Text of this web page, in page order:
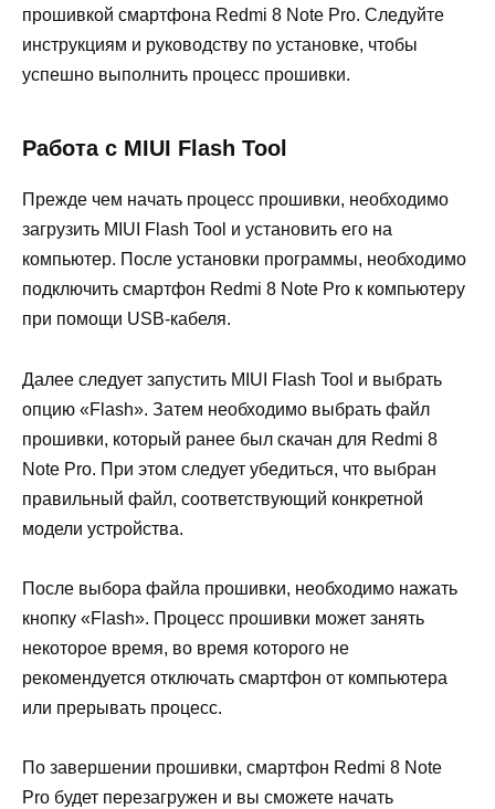
прошивкой смартфона Redmi 8 Note Pro. Следуйте
инструкциям и руководству по установке, чтобы
успешно выполнить процесс прошивки.
Работа с MIUI Flash Tool
Прежде чем начать процесс прошивки, необходимо
загрузить MIUI Flash Tool и установить его на
компьютер. После установки программы, необходимо
подключить смартфон Redmi 8 Note Pro к компьютеру
при помощи USB-кабеля.
Далее следует запустить MIUI Flash Tool и выбрать
опцию «Flash». Затем необходимо выбрать файл
прошивки, который ранее был скачан для Redmi 8
Note Pro. При этом следует убедиться, что выбран
правильный файл, соответствующий конкретной
модели устройства.
После выбора файла прошивки, необходимо нажать
кнопку «Flash». Процесс прошивки может занять
некоторое время, во время которого не
рекомендуется отключать смартфон от компьютера
или прерывать процесс.
По завершении прошивки, смартфон Redmi 8 Note
Pro будет перезагружен и вы сможете начать